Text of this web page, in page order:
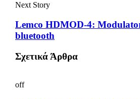
Next Story
Lemco HDMOD-4:
bluetooth
Σχετικά Άρθρα
off